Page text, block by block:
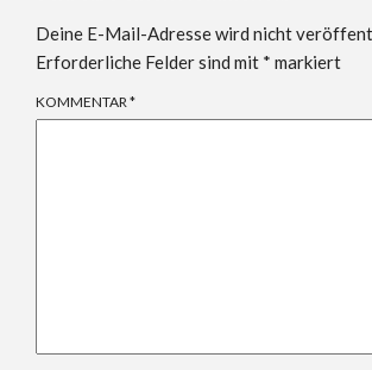
Deine E-Mail-Adresse wird nicht
Erforderliche Felder sind mit * markiert
KOMMENTAR*